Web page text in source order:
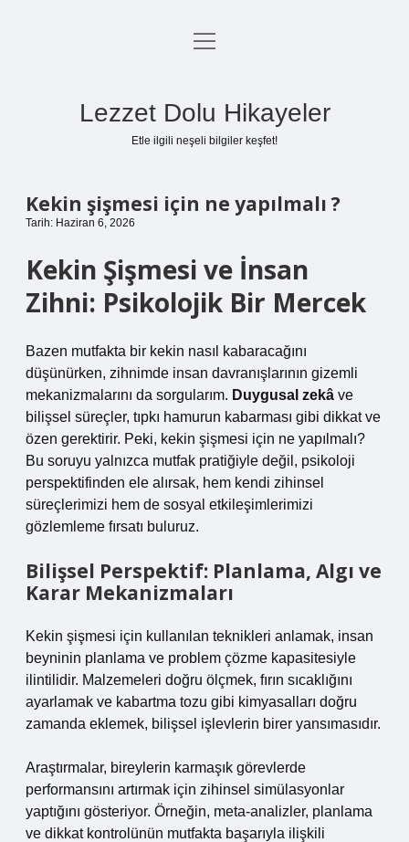
Anasayfa
menüyü
Lezzet Dolu Hikayeler
Etle ilgili neşeli bilgiler keşfet!
Kekin şişmesi için ne yapılmalı ?
Tarih: Haziran 6, 2026
Kekin Şişmesi ve İnsan
Zihni: Psikolojik Bir Mercek
Bazen mutfakta bir kekin nasıl kabaracağını
düşünürken, zihnimde insan davranışlarının gizemli
mekanizmalarını da sorgularım. Duygusal zekâ ve
bilişsel süreçler, tıpkı hamurun kabarması gibi dikkat ve
özen gerektirir. Peki, kekin şişmesi için ne yapılmalı?
Bu soruyu yalnızca mutfak pratiğiyle değil, psikoloji
perspektifinden ele alırsak, hem kendi zihinsel
süreçlerimizi hem de sosyal etkileşimlerimizi
gözlemleme fırsatı buluruz.
Bilişsel Perspektif: Planlama, Algı ve
Karar Mekanizmaları
Kekin şişmesi için kullanılan teknikleri anlamak, insan
beyninin planlama ve problem çözme kapasitesiyle
ilintilidir. Malzemeleri doğru ölçmek, fırın sıcaklığını
ayarlamak ve kabartma tozu gibi kimyasalları doğru
zamanda eklemek, bilişsel işlevlerin birer yansımasıdır.
Araştırmalar, bireylerin karmaşık görevlerde
performansını artırmak için zihinsel simülasyonlar
yaptığını gösteriyor. Örneğin, meta-analizler, planlama
ve dikkat kontrolünün mutfakta başarıyla ilişkili